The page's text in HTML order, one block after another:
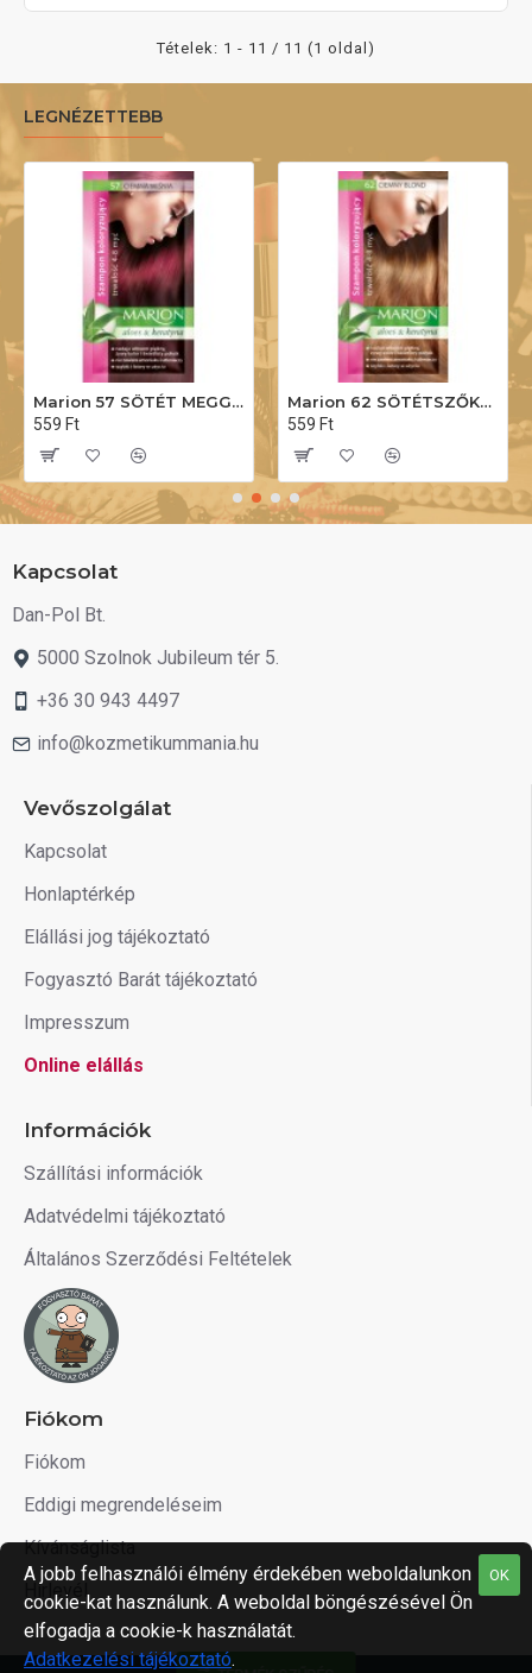
Tételek: 1 - 11 / 11 (1 oldal)
LEGNÉZETTEBB
Marion 57 SÖTÉT MEGGY. Hajszínező sampon 40ml
559 Ft
Marion 62 SÖTÉTSZŐKE. Hajszínező sampon 40ml
559 Ft
Kapcsolat
Dan-Pol Bt.
5000 Szolnok Jubileum tér 5.
+36 30 943 4497
info@kozmetikummania.hu
Vevőszolgálat
Kapcsolat
Honlaptérkép
Elállási jog tájékoztató
Fogyasztó Barát tájékoztató
Impresszum
Online elállás
Információk
Szállítási információk
Adatvédelmi tájékoztató
Általános Szerződési Feltételek
Fiókom
Fiókom
Eddigi megrendeléseim
Kívánságlista
Hírlevél
OK
A jobb felhasználói élmény érdekében weboldalunkon
cookie-kat használunk. A weboldal böngészésével Ön
elfogadja a cookie-k használatát.
Adatkezelési tájékoztató.